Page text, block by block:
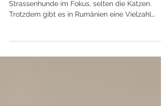
Beim Thema Rumänien sind vor allem die
verwilderter Ka